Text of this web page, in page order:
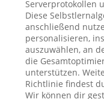
Serverprotokollen
Diese
anschließend
personalisieren,
auszuwählen, an
die
unterstützen.
Richtlinie findest
Wir können dir